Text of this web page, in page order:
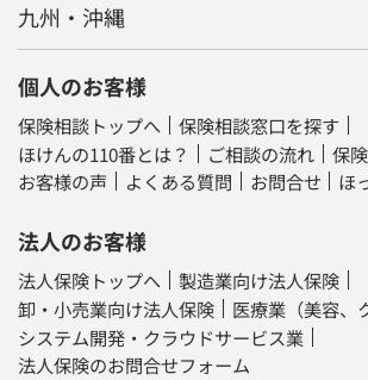
九州・沖縄
個人のお客様
保険相談トップへ
保険相談窓口を探す
ほけんの110番とは？
ご相談の流れ
保
お客様の声
よくある質問 お問合せ ほ
法人のお客様
法人保険トップへ
製造業向け法人保険
卸・小売業向け法人保険
医療業（美容、
システム開発・クラウドサービス業
法人保険のお問合せフォーム